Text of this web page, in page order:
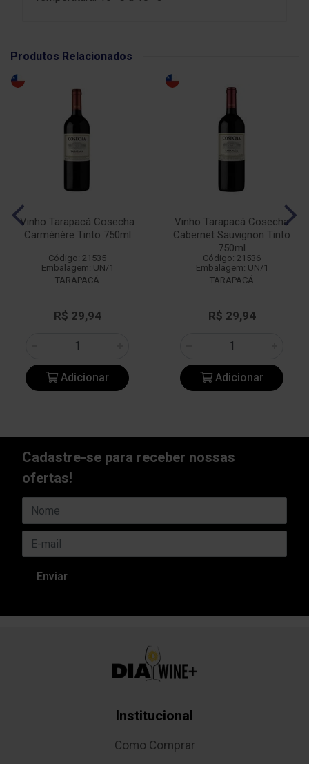
Produtos Relacionados
Vinho Tarapacá Cosecha
Carménère Tinto 750ml
Código: 21535
Embalagem: UN/1
TARAPACÁ
R$ 29,94
Adicionar
Vinho Tarapacá Cosecha
Cabernet Sauvignon Tinto
750ml
Código: 21536
Embalagem: UN/1
TARAPACÁ
R$ 29,94
Adicionar
Cadastre-se para receber nossas
ofertas!
Institucional
Como Comprar